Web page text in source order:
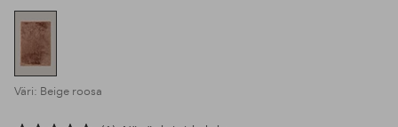
Väri: Beige roosa